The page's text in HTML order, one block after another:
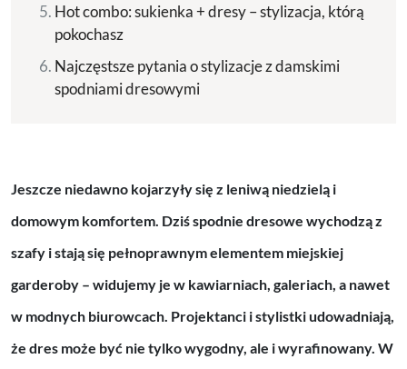
Hot combo: sukienka + dresy – stylizacja, którą
pokochasz
Najczęstsze pytania o stylizacje z damskimi
spodniami dresowymi
Jeszcze niedawno kojarzyły się z leniwą niedzielą i
domowym komfortem. Dziś spodnie dresowe wychodzą z
szafy i stają się pełnoprawnym elementem miejskiej
garderoby – widujemy je w kawiarniach, galeriach, a nawet
w modnych biurowcach. Projektanci i stylistki udowadniają,
że dres może być nie tylko wygodny, ale i wyrafinowany. W